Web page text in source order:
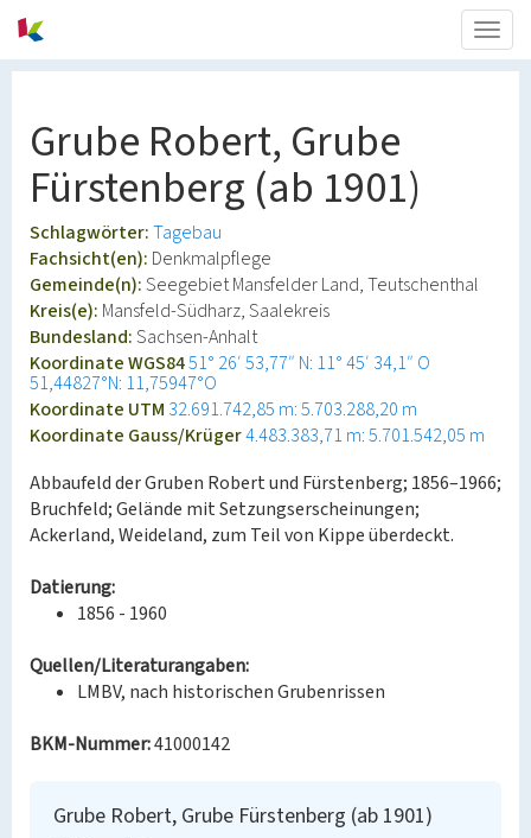
Grube Robert, Grube
Fürstenberg (ab 1901)
Schlagwörter:Tagebau
Fachsicht(en): Denkmalpflege
Gemeinde(n):Seegebiet Mansfelder Land, Teutschenthal
Kreis(e): Mansfeld-Südharz, Saalekreis
Bundesland:Sachsen-Anhalt
Koordinate WGS8451° 26′ 53,77″ N: 11° 45′ 34,1″ O
51,44827°N: 11,75947°O
Koordinate UTM 32.691.742,85 m: 5.703.288,20 m
Koordinate Gauss/Krüger4.483.383,71 m: 5.701.542,05 m
Abbaufeld der Gruben Robert und Fürstenberg; 1856–1966;
Bruchfeld; Gelände mit Setzungserscheinungen;
Ackerland, Weideland, zum Teil von Kippe überdeckt.
Datierung:
1856 - 1960
Quellen/Literaturangaben:
LMBV, nach historischen Grubenrissen
BKM-Nummer:41000142
Grube Robert, Grube Fürstenberg (ab 1901)